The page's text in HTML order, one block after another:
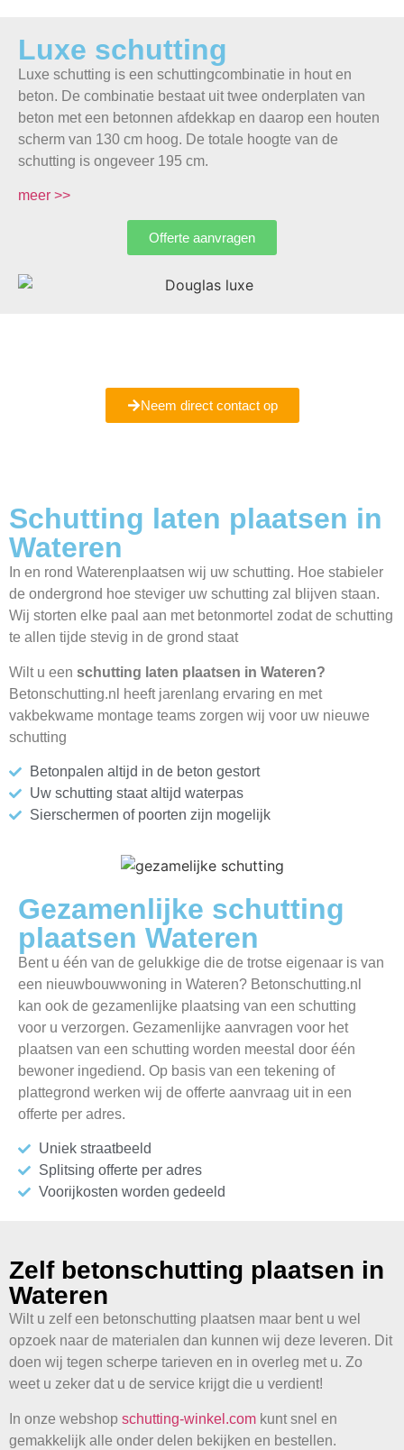
Luxe schutting
Luxe schutting is een schuttingcombinatie in hout en
beton. De combinatie bestaat uit twee onderplaten van
beton met een betonnen afdekkap en daarop een houten
scherm van 130 cm hoog. De totale hoogte van de
schutting is ongeveer 195 cm.
meer >>
Offerte aanvragen
Neem direct contact op
Schutting laten plaatsen in
Wateren
In en rond Waterenplaatsen wij uw schutting. Hoe stabieler
de ondergrond hoe steviger uw schutting zal blijven staan.
Wij storten elke paal aan met betonmortel zodat de schutting
te allen tijde stevig in de grond staat
Wilt u een schutting laten plaatsen in Wateren?
Betonschutting.nl heeft jarenlang ervaring en met
vakbekwame montage teams zorgen wij voor uw nieuwe
schutting
Betonpalen altijd in de beton gestort
Uw schutting staat altijd waterpas
Sierschermen of poorten zijn mogelijk
Gezamenlijke schutting
plaatsen Wateren
Bent u één van de gelukkige die de trotse eigenaar is van
een nieuwbouwwoning in Wateren? Betonschutting.nl
kan ook de gezamenlijke plaatsing van een schutting
voor u verzorgen. Gezamenlijke aanvragen voor het
plaatsen van een schutting worden meestal door één
bewoner ingediend. Op basis van een tekening of
plattegrond werken wij de offerte aanvraag uit in een
offerte per adres.
Uniek straatbeeld
Splitsing offerte per adres
Voorijkosten worden gedeeld
Zelf betonschutting plaatsen in
Wateren
Wilt u zelf een betonschutting plaatsen maar bent u wel
opzoek naar de materialen dan kunnen wij deze leveren. Dit
doen wij tegen scherpe tarieven en in overleg met u. Zo
weet u zeker dat u de service krijgt die u verdient!
In onze webshop schutting-winkel.com kunt snel en
gemakkelijk alle onder delen bekijken en bestellen.